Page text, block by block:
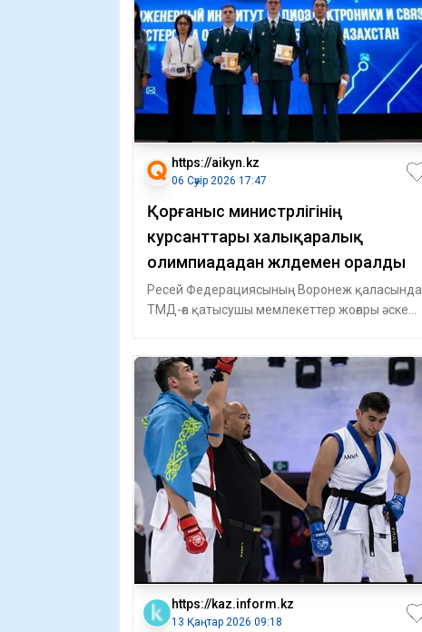
https://aikyn.kz
06 Сәуір 2026 17:47
Қорғаныс министрлігінің
курсанттары халықаралық
олимпиададан жүлдемен оралды
Ресей Федерациясының Воронеж қаласында
ТМД-ға қатысушы мемлекеттер жоғары әскери
https://kaz.inform.kz
13 Қаңтар 2026 09:18